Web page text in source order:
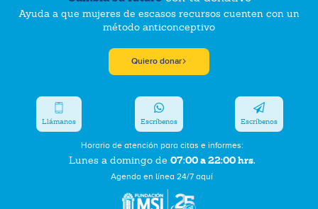
Ayuda a que mujeres de escasos recursos cuenten con un
método anticonceptivo
Quiero donar
Horario de atención para citas e informes:
Lunes a domingo de 07:00 a 22:00 hrs.
Agenda en línea 24/7 aquí
Llámanos Escríbenos Escríbenos